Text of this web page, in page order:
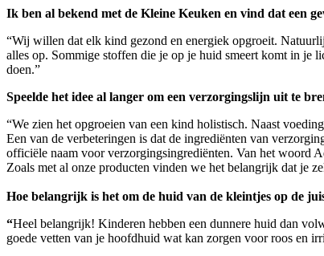
Ik ben al bekend met de Kleine Keuken en vind dat een
“Wij willen dat elk kind gezond en energiek opgroeit.
alles op. Sommige stoffen die je op je huid smeert komt in je
doen.”
Speelde het idee al langer om een verzorgingslijn uit te
“We zien het opgroeien van een kind holistisch. Naast
Een van de verbeteringen is dat de ingrediënten van
officiële naam voor verzorgingsingrediënten. Van het woord
Zoals met al onze producten vinden we het belangrijk dat je
Hoe belangrijk is het om de huid van de kleintjes op de
“Heel belangrijk! Kinderen hebben een dunnere huid dan
goede vetten van je hoofdhuid wat kan zorgen voor roos en